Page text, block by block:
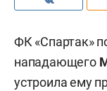
ФК «Спартак»
нападающего
устроила ему